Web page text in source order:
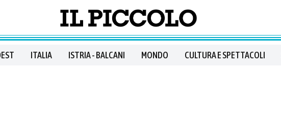
ITALIA ISTRIA - BALCANI MONDO CULTURA E SPETTACOLI